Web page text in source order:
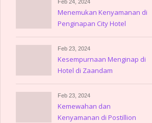
Feb 24, 2024
Menemukan Kenyamanan di
Penginapan City Hotel
Amerika
Feb 23, 2024
Kesempurnaan Menginap di
Hotel di Zaandam
Feb 23, 2024
Kemewahan dan
Kenyamanan di Postillion